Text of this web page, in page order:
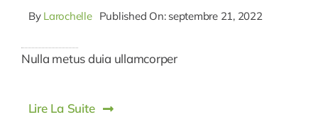
By Larochelle Published On: septembre 21, 2022
Nulla metus duia ullamcorper
Lire La Suite